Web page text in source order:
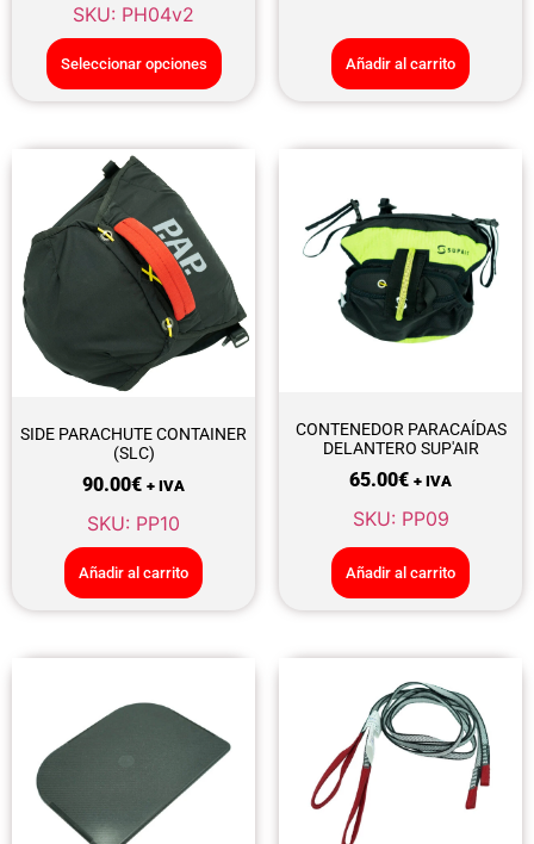
SKU: PH04v2
Seleccionar opciones Añadir al carrito
SIDE PARACHUTE CONTAINER
(SLC)
90.00€ + IVA
SKU: PP10
Añadir al carrito
CONTENEDOR PARACAÍDAS
DELANTERO SUP'AIR
65.00€ + IVA
SKU: PP09
Añadir al carrito